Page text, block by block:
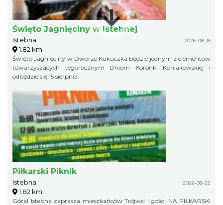
Święto Jagnięciny w Istebnej
Istebna 2026-08-15
1.82 km
Święto Jagnięciny w Dworze Kukuczka będzie jednym z elementów
towarzyszących tegorocznym Dniom Koronki Koniakowskiej i
odbędzie się 15 sierpnia.
Piłkarski Piknik
Istebna 2026-08-22
1.82 km
Góral Istebna zaprasza mieszkańców Trójwsi i gości NA PIŁKARSKI